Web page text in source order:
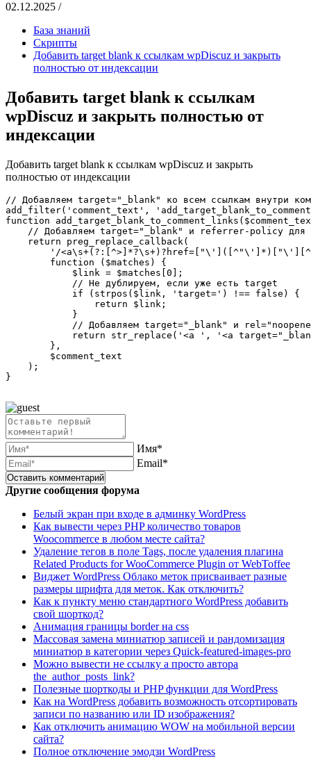
02.12.2025 /
База знаний
Скрипты
Добавить target blank к ссылкам wpDiscuz и закрыть
полностью от индексации
Добавить target blank к ссылкам
wpDiscuz и закрыть полностью от
индексации
Добавить target blank к ссылкам wpDiscuz и закрыть
полностью от индексации
// Добавляем target="_blank" ко всем ссылкам внутри
add_filter('comment_text',
function
// Добавляем target="_blank" и referrer-policy для
    return preg_replace_callback(
'/
        function ($matches) {
            $link = $matches[0];
            // Не дублируем, если уже есть target
            if (strpos($link, 'target=') !== false) {
                return $link;
            }
// Добавляем target="_blank" и
return str_replace('<a ', '<a
        },
        $comment_text
    );
}
Имя*
Email*
Другие сообщения форума
Белый экран при входе в админку WordPress
Как вывести через PHP количество товаров
Woocommerce в любом месте сайта?
Удаление тегов в поле Tags, после удаления плагина
Related Products for WooCommerce Plugin от WebToffee
Виджет WordPress Облако меток присваивает разные
размеры шрифта для меток. Как отключить?
Как к пункту меню стандартного WordPress добавить
свой шорткод?
Анимация границы border на css
Массовая замена миниатюр записей и рандомизация
миниатюр в категории через Quick-featured-images-pro
Можно вывести не ссылку а просто автора
the_author_posts_link?
Полезные шорткоды и PHP функции для WordPress
Как на WordPress добавить возможность отсортировать
записи по названию или ID изображения?
Как отключить анимацию WOW на мобильной версии
сайта?
Полное отключение эмодзи WordPress